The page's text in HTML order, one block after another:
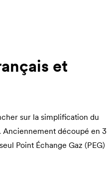
et
sur la simplification du
Anciennement découpé en 3
Point Échange Gaz (PEG)